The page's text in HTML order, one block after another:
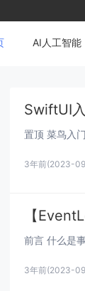
AI人工智能
3年前(2023-
【
3年前(2023-